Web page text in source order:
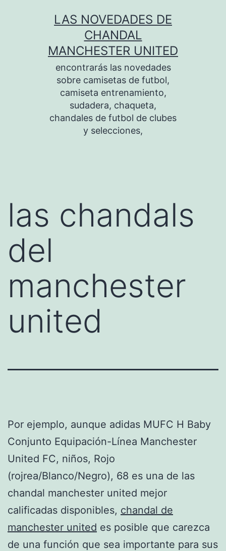
LAS NOVEDADES DE
CHANDAL
MANCHESTER UNITED
encontrarás las novedades
sobre camisetas de futbol,
camiseta entrenamiento,
sudadera, chaqueta,
chandales de futbol de clubes
y selecciones,
las chandals
del
manchester
united
Por ejemplo, aunque adidas MUFC H Baby
Conjunto Equipación-Línea Manchester
United FC, niños, Rojo
(rojrea/Blanco/Negro), 68 es una de las
chandal manchester united mejor
calificadas disponibles, chandal de
manchester united es posible que carezca
de una función que sea importante para sus